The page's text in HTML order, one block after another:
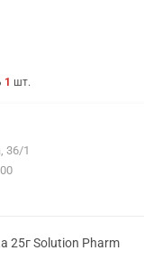
1 шт.
36/1
25г Solution Pharm